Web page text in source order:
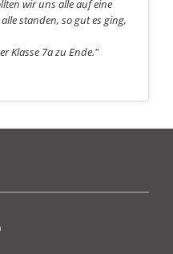
wir uns alle auf eine
standen, so gut es ging,
Klasse 7a zu Ende."